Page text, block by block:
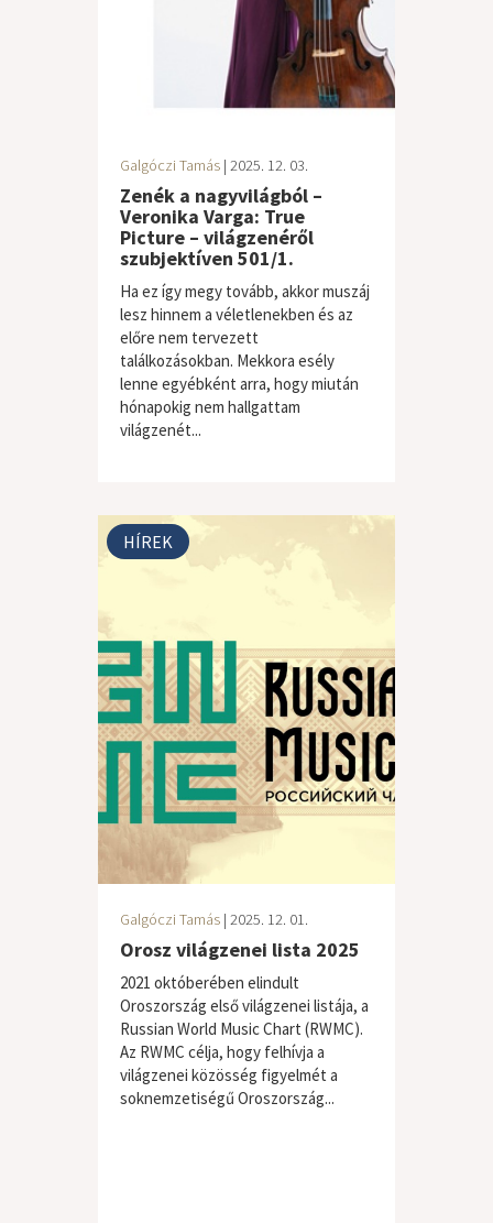
Galgóczi Tamás | 2025. 12. 03.
Zenék a nagyvilágból –
Veronika Varga: True
Picture – világzenéről
szubjektíven 501/1.
Ha ez így megy tovább, akkor muszáj
lesz hinnem a véletlenekben és az
előre nem tervezett
találkozásokban. Mekkora esély
lenne egyébként arra, hogy miután
hónapokig nem hallgattam
világzenét...
világzene / folk
HÍREK
Galgóczi Tamás | 2025. 12. 01.
Orosz világzenei lista 2025
2021 októberében elindult
Oroszország első világzenei listája, a
Russian World Music Chart (RWMC).
Az RWMC célja, hogy felhívja a
világzenei közösség figyelmét a
soknemzetiségű Oroszország...